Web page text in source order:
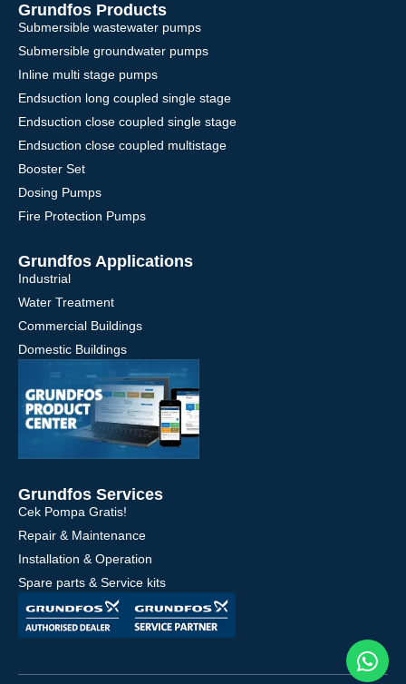
Grundfos Products
Submersible wastewater pumps
Submersible groundwater pumps
Inline multi stage pumps
Endsuction long coupled single stage
Endsuction close coupled single stage
Endsuction close coupled multistage
Booster Set
Dosing Pumps
Fire Protection Pumps
Grundfos Applications
Industrial
Water Treatment
Commercial Buildings
Domestic Buildings
Grundfos Services
Cek Pompa Gratis!
Repair & Maintenance
Installation & Operation
Spare parts & Service kits